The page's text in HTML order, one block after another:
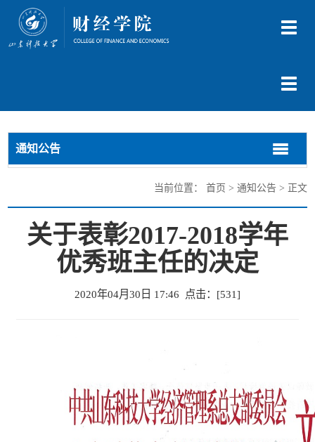
切
切
导
通知公告
切
换
航
切
换
航
当前位置： 首页 > 通知公告> 正文
关于表彰2017-2018学年
优秀班主任的决定
2020年04月30日 17:46 点击：[531]